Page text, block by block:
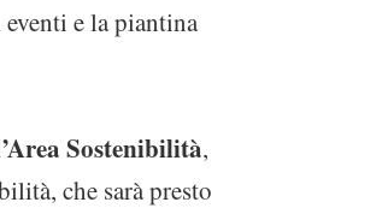
e la piantina
Sostenibilità,
che sarà presto